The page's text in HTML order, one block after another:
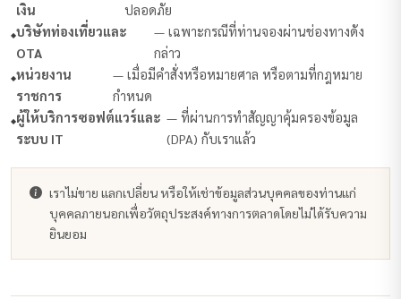
เงิน
ปลอดภัย
บริษัทท่องเที่ยวและ
OTA
— เฉพาะกรณีที่ท่านจองผ่านช่องทางดัง
กล่าว
หน่วยงาน
ราชการ
— เมื่อมีคำสั่งหรือหมายศาล หรือตามที่กฎหมาย
กำหนด
ผู้ให้บริการซอฟต์แวร์และ
ระบบ IT
— ที่ผ่านการทำสัญญาคุ้มครองข้อมูล
(DPA) กับเราแล้ว
เราไม่ขาย แลกเปลี่ยน หรือให้เช่าข้อมูลส่วนบุคคลของท่านแก่
บุคคลภายนอกเพื่อวัตถุประสงค์ทางการตลาดโดยไม่ได้รับความ
ยินยอม